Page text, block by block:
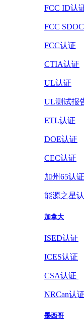
FCC ID认
FCC
FCC认证
CTIA认证
UL认证
UL测试报
ETL认证
DOE认证
CEC认证
加州65认证
能源之星
加拿大
ISED认证
ICES认证
CSA认证
NRCan认证
墨西哥